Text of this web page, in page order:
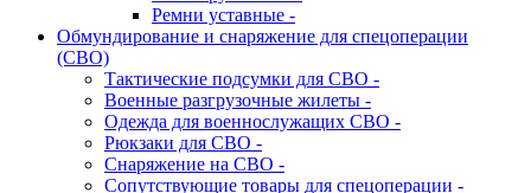
Ремни уставные -
Обмундирование и снаряжение для спецоперации
(СВО)
Тактические подсумки для СВО -
Военные разгрузочные жилеты -
Одежда для военнослужащих СВО -
Рюкзаки для СВО -
Снаряжение на СВО -
Сопутствующие товары для спецоперации -